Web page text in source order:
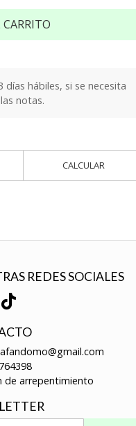
CARRITO
días hábiles, si se necesita
notas.
CALCULAR
REDES SOCIALES
de arrepentimiento